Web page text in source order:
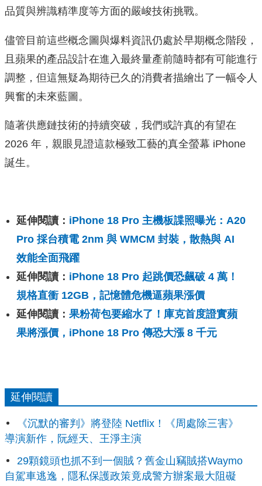
品質與辨識精準度等方面的嚴峻技術挑戰。
儘管目前這些概念圖與爆料資訊仍處於早期概念階段，
且蘋果的產品設計在進入最終量產前隨時都有可能進行
調整，但這無疑為期待已久的消費者描繪出了一幅令人
興奮的未來藍圖。
隨著供應鏈技術的持續突破，我們或許真的有望在
2026 年，親眼見證這款極致工藝的真全螢幕 iPhone
誕生。
延伸閱讀： iPhone 18 Pro 主機板諜照曝光：A20
Pro 採台積電 2nm 與 WMCM 封裝，散熱與 AI
效能全面飛躍
延伸閱讀： iPhone 18 Pro 起跳價恐飆破 4 萬！
規格直衝 12GB，記憶體危機逼蘋果漲價
延伸閱讀： 果粉荷包要縮水了！庫克首度證實蘋
果將漲價，iPhone 18 Pro 傳恐大漲 8 千元
延伸閱讀
《沉默的審判》將登陸 Netflix！《周處除三害》
導演新作，阮經天、王淨主演
29顆鏡頭也抓不到一個賊？舊金山竊賊搭Waymo
自駕車逃逸，隱私保護政策竟成警方辦案最大阻礙